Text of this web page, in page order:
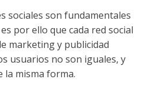
sociales son fundamentales
por ello que cada red social
marketing y publicidad
usuarios no son iguales, y
la misma forma.